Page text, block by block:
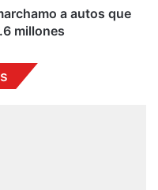
a autos que
millones